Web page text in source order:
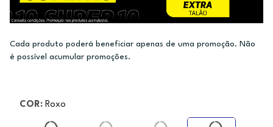
Cada produto poderá beneficiar apenas de uma promoção. Não
é possível acumular promoções.
COR: Roxo